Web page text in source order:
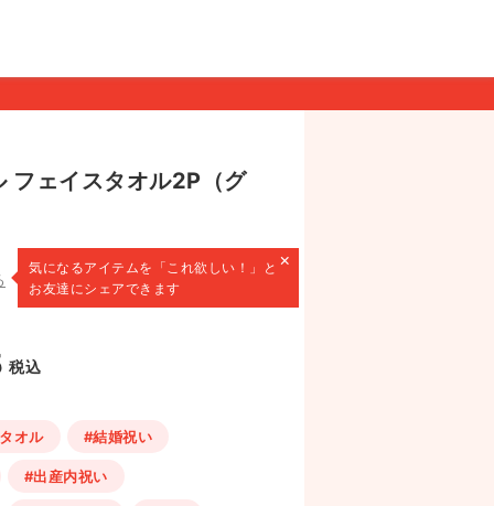
フェイスタオル2P（グ
×
気になるアイテムを 「これ欲しい！」と
お友達にシェアできます
税込
オル #結婚祝い
#出産内祝い